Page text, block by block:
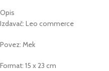
Opis
Izdavač: Leo commerce
Povez: Mek
Format: 15 x 23 cm